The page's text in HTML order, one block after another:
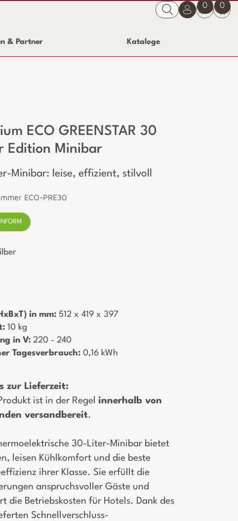
0 0
& Partner Kataloge
ECO GREENSTAR 30
Edition Minibar
Minibar: leise, effizient, stilvoll
ECO-PRE30
in mm: ­ 512 x 419 x 397
­ 10 kg
in V: ­ 220 - 240
Tagesverbrauch: ­ 0,16 kWh
zur Lieferzeit:
ist in der Regel innerhalb von
versandbereit.
30-Liter-Minibar bietet
leisen Kühlkomfort und die beste
ihrer Klasse. Sie erfüllt die
anspruchsvoller Gäste und
die Betriebskosten für Hotels. Dank des
Schnellverschluss-